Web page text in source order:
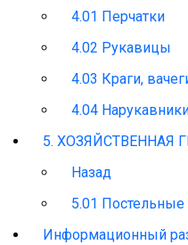
4.01 Перчатки
4.02 Рукавицы
4.03 Краги,
4.04
5. ХОЗЯЙСТВЕННАЯ
Назад
5.01
Информационный